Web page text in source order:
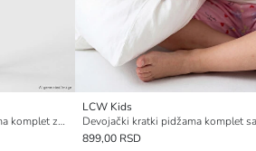
Barbie štampani kratki pidžama komplet za devojčice
LCW Kids
899,00 RSD